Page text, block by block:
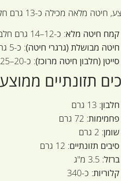
מלאה מכילה כ-13 גרם חלבון ל-100 גרם.
קמח חיטה מלא: כ-12–14 גרם חלבון ל-100 גרם
חיטה מבושלת (גרגרי חיטה): כ-5 גרם חלבון ל-100 גרם
סייטן (חלבון חיטה מרוכז): כ-20–25 גרם חלבון ל-100 גרם
תזונתיים ממוצעים ל-100 גרם
חלבון: 13 גרם
פחמימות: 72 גרם
שומן: 2 גרם
סיבים תזונתיים: 12 גרם
ברזל: 3.5 מ"ג
קלוריות: כ-340